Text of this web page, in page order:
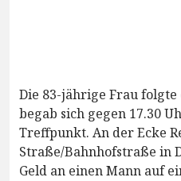
Die 83-jährige Frau
begab sich gegen 17.30
Treffpunkt. An der Ecke
Straße/Bahnhofstraße in
Geld an einen Mann auf